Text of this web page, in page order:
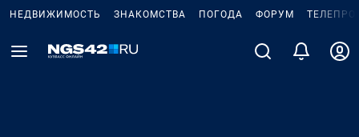
НЕДВИЖИМОСТЬ ЗНАКОМСТВА ПОГОДА ФОРУМ